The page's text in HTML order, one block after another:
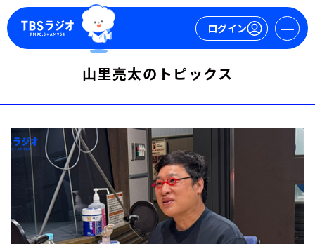
ログイン
山里亮太のトピックス